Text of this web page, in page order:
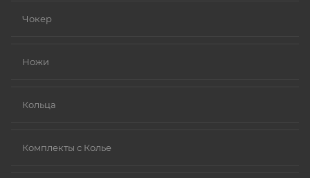
Чокер
Ножи
Кольца
Комплекты с Колье